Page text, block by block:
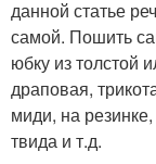
данной статье
самой. Пошить
юбку из толстой
драповая,
миди, на
твида и т.д.